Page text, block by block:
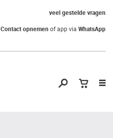
veel gestelde vragen
Contact opnemenof app via WhatsApp